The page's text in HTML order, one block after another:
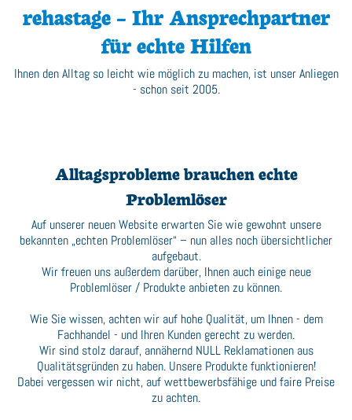
rehastage – Ihr Ansprechpartner
für echte Hilfen
Ihnen den Alltag so leicht wie möglich zu machen, ist unser Anliegen
- schon seit 2005.
Alltagsprobleme brauchen echte
Problemlöser
Auf unserer neuen Website erwarten Sie wie gewohnt unsere
bekannten „echten Problemlöser“ – nun alles noch übersichtlicher
aufgebaut.
Wir freuen uns außerdem darüber, Ihnen auch einige neue
Problemlöser / Produkte anbieten zu können.
Wie Sie wissen, achten wir auf hohe Qualität, um Ihnen - dem
Fachhandel - und Ihren Kunden gerecht zu werden.
Wir sind stolz darauf, annähernd NULL Reklamationen aus
Qualitätsgründen zu haben. Unsere Produkte funktionieren!
Dabei vergessen wir nicht, auf wettbewerbsfähige und faire Preise
zu achten.